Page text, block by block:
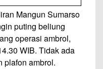
Mangun Sumarso
puting beliung
operasi ambrol,
WIB. Tidak ada
plafon ambrol.